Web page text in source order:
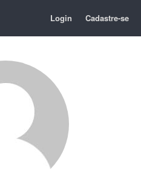
Login Cadastre-se